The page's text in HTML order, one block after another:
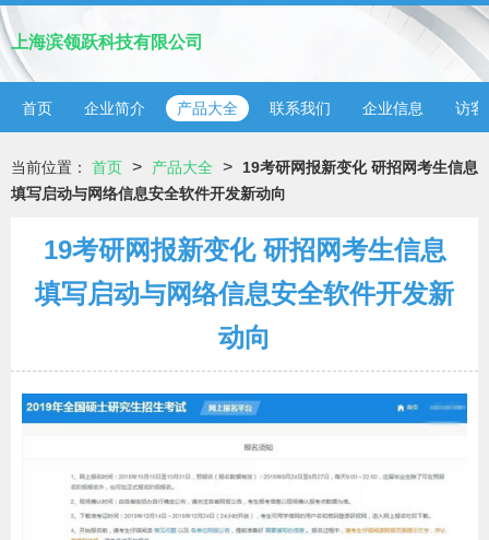
上海滨领跃科技有限公司
首页 企业简介 产品大全 联系我们 企业信息 访客
当前位置： 首页 > 产品大全 >
19考研网报新变化 研招网考生信息
填写启动与网络信息安全软件开发新动向
19考研网报新变化 研招网考生信息
填写启动与网络信息安全软件开发新
动向